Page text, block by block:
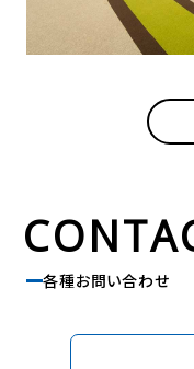
各種お問い合わせ